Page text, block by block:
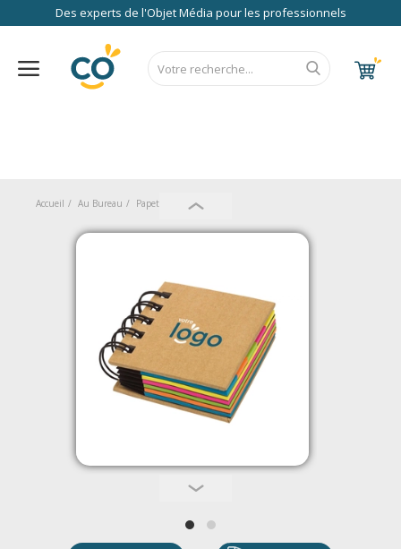
Des experts de l'Objet Média pour les professionnels
Textiles & Accessoires
Parapluies & Parasols
Accueil Au Bureau Papeterie Post-it